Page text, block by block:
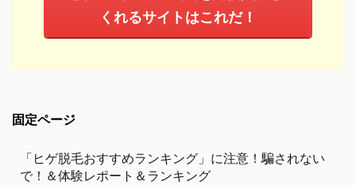
くれるサイトはこれだ！
固定ページ
「ヒゲ脱毛おすすめランキング」に注意！騙されない
で！＆体験レポート＆ランキング